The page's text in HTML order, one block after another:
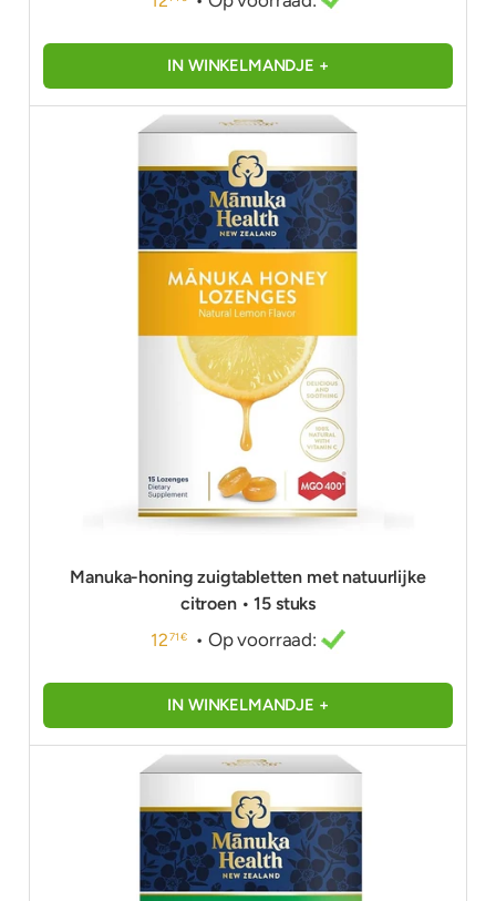
IN WINKELMANDJE +
Manuka-honing zuigtabletten met natuurlijke
citroen • 15 stuks
1271 € • Op voorraad:
IN WINKELMANDJE +